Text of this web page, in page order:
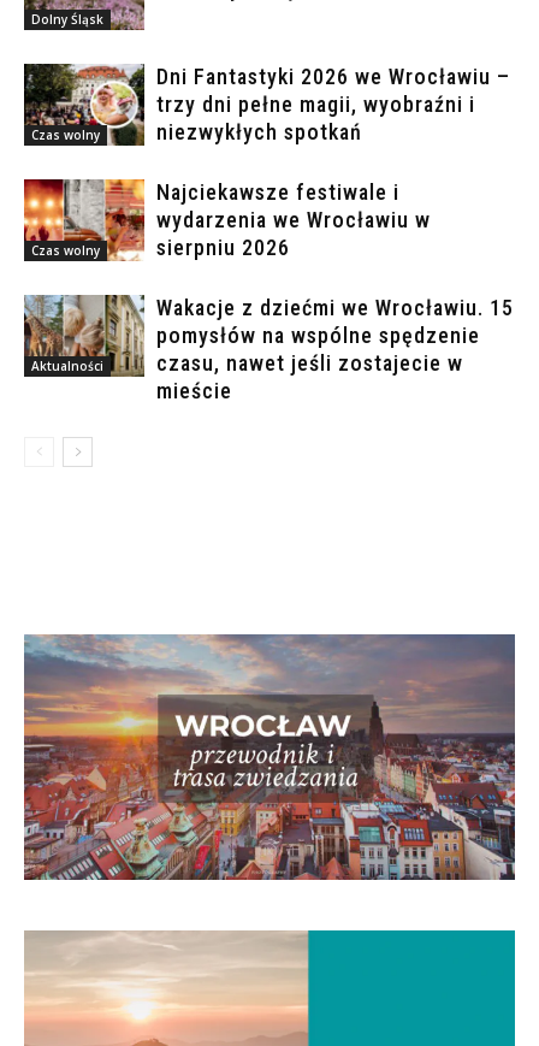
Dolny Śląsk
Czas wolny
Dni Fantastyki 2026 we Wrocławiu –
trzy dni pełne magii, wyobraźni i
niezwykłych spotkań
Czas wolny
Najciekawsze festiwale i
wydarzenia we Wrocławiu w
sierpniu 2026
Aktualności
Wakacje z dziećmi we Wrocławiu. 15
pomysłów na wspólne spędzenie
czasu, nawet jeśli zostajecie w
mieście